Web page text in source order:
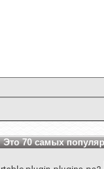
Это 70 самых